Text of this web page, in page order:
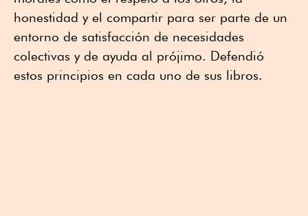
honestidad y el compartir para ser parte de un
entorno de satisfacción de necesidades
colectivas y de ayuda al prójimo. Defendió
estos principios en cada uno de sus libros.